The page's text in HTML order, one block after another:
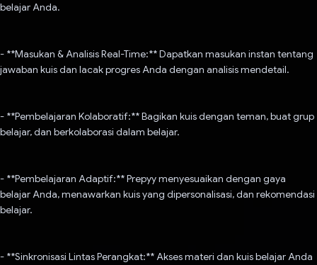
belajar Anda.
- **Masukan & Analisis Real-Time:** Dapatkan masukan instan tentang
jawaban kuis dan lacak progres Anda dengan analisis mendetail.
- **Pembelajaran Kolaboratif:** Bagikan kuis dengan teman, buat grup
belajar, dan berkolaborasi dalam belajar.
- **Pembelajaran Adaptif:** Prepyy menyesuaikan dengan gaya
belajar Anda, menawarkan kuis yang dipersonalisasi, dan rekomendasi
belajar.
- **Sinkronisasi Lintas Perangkat:** Akses materi dan kuis belajar Anda